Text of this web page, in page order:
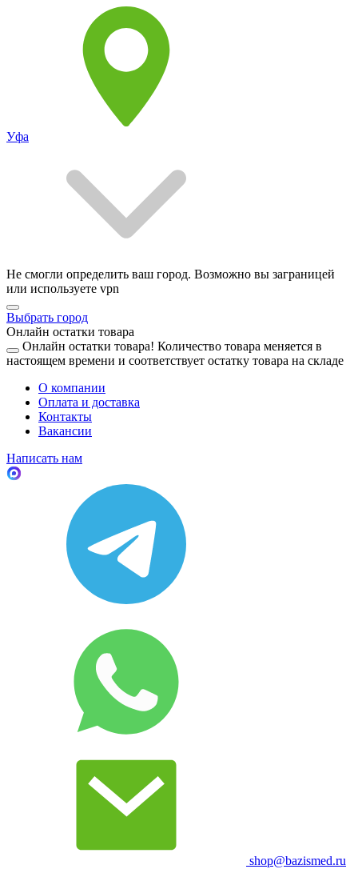
Уфа
Не смогли определить ваш город. Возможно вы заграницей
или используете vpn
Выбрать город
Онлайн остатки товара
Онлайн остатки товара! Количество товара меняется в
настоящем времени и соответствует остатку товара на складе
О компании
Оплата и доставка
Контакты
Вакансии
Написать нам
shop@bazismed.ru